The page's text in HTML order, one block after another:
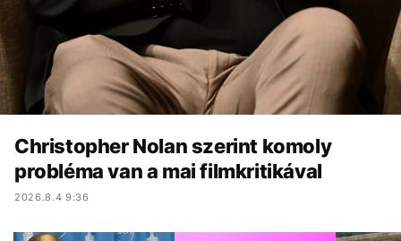
Christopher Nolan szerint komoly
probléma van a mai filmkritikával
2026.8.4 9:36